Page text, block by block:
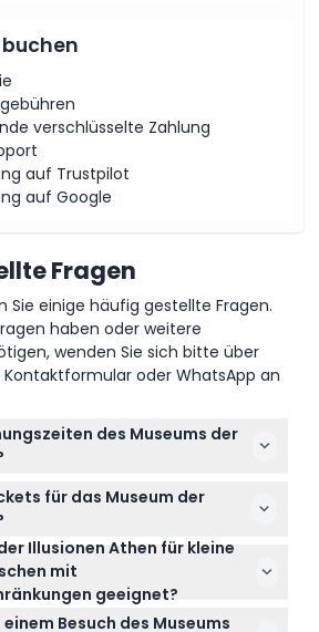
verschlüsselte Zahlung
auf Trustpilot
auf Google
Fragen
Sie einige häufig gestellte Fragen.
haben oder weitere
wenden Sie sich bitte über
oder WhatsApp an
des Museums der
Illusionen Athen ist täglich von
geöffnet, der letzte Einlass ist um
geöffnet, mit Ausnahme
(Änderungen
bestätigen Sie dies zum
für das Museum der
ganz einfach online hier auf
des Buchungsvorgangs
Ihr bevorzugtes Datum und Ihre
auswählen.
Illusionen Athen für kleine
mit
geeignet?
haben freien Eintritt, was es
Besuch des Museums